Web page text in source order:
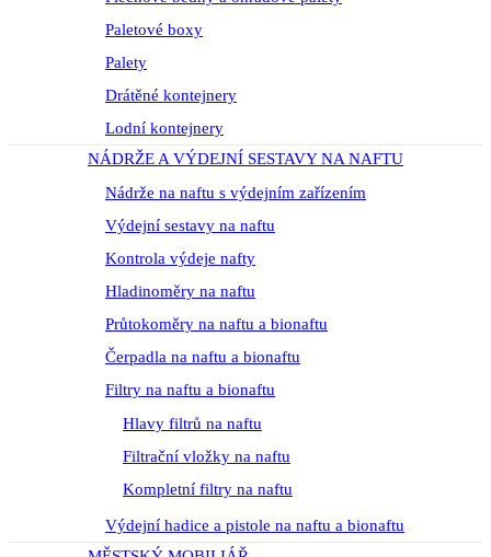
Paletové boxy
Palety
Drátěné kontejnery
Lodní kontejnery
NÁDRŽE A VÝDEJNÍ SESTAVY NA NAFTU
Nádrže na naftu s výdejním zařízením
Výdejní sestavy na naftu
Kontrola výdeje nafty
Hladinoměry na naftu
Průtokoměry na naftu a bionaftu
Čerpadla na naftu a bionaftu
Filtry na naftu a bionaftu
Hlavy filtrů na naftu
Filtrační vložky na naftu
Kompletní filtry na naftu
Výdejní hadice a pistole na naftu a bionaftu